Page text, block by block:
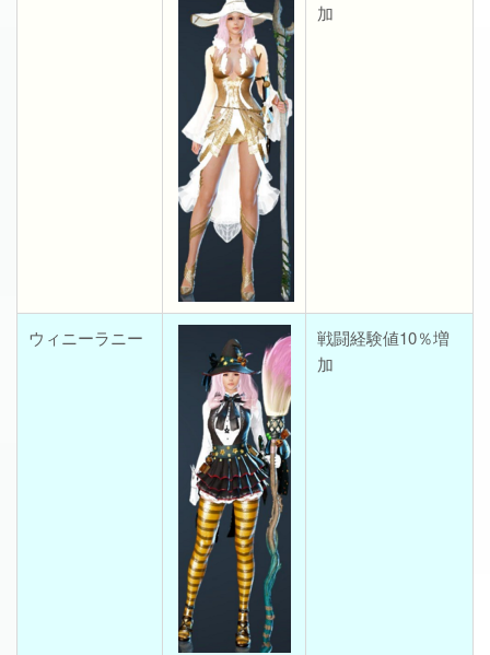
加
ウィニーラニー
戦闘経験値10％増
加